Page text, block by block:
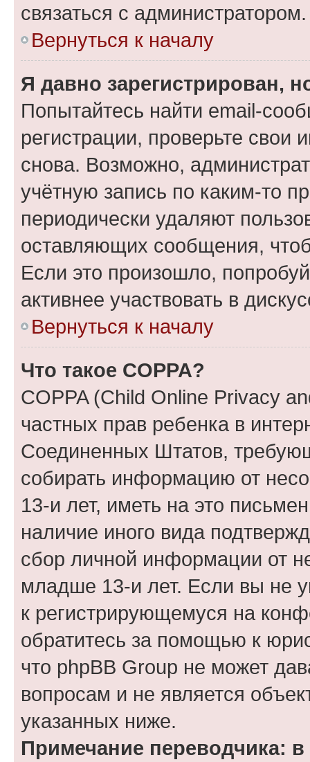
связаться с администратором.
Вернуться к началу
Я давно зарегистрирован,
Попытайтесь найти email-
регистрации, проверьте свои
снова. Возможно,
учётную запись по каким-то
периодически удаляют
оставляющих сообщения,
Если это произошло,
активнее участвовать в
Вернуться к началу
Что такое COPPA?
COPPA (Child Online Privacy
частных прав ребенка в
Соединенных Штатов,
собирать информацию от
13-и лет, иметь на это
наличие иного вида
сбор личной информации от
младше 13-и лет. Если вы не
к регистрирующемуся на
обратитесь за помощью к
что phpBB Group не может
вопросам и не является
указанных ниже.
Примечание переводчика: